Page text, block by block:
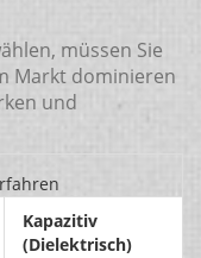
müssen Sie
Markt dominieren
und
Kapazitiv
(Dielektrisch)